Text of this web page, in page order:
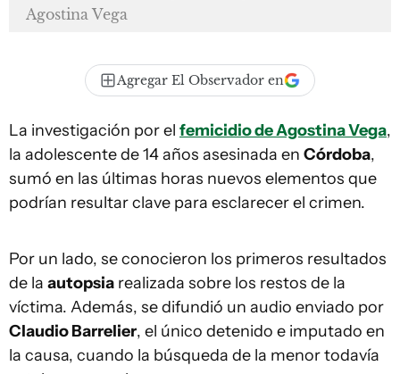
Agostina Vega
Agregar El Observador en
La investigación por el femicidio de Agostina Vega,
la adolescente de 14 años asesinada en Córdoba,
sumó en las últimas horas nuevos elementos que
podrían resultar clave para esclarecer el crimen.
Por un lado, se conocieron los primeros resultados
de la autopsia realizada sobre los restos de la
víctima. Además, se difundió un audio enviado por
Claudio Barrelier, el único detenido e imputado en
la causa, cuando la búsqueda de la menor todavía